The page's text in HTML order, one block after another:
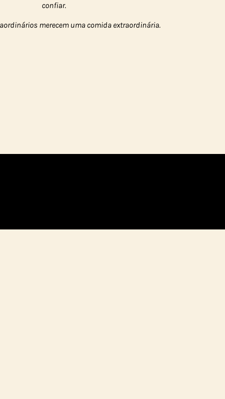
confiar.
merecem uma comida extraordinária.